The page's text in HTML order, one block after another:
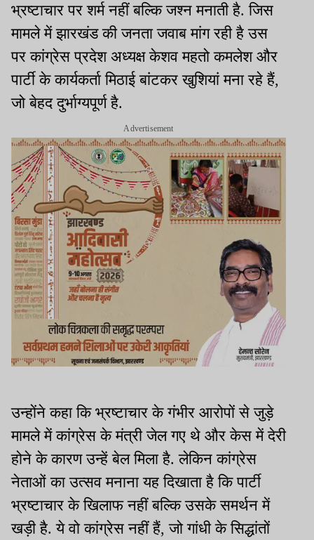
भ्रष्टाचार पर शर्म नहीं बल्कि जश्न मनाती है. जिस
मामले में झारखंड की जनता जवाब मांग रही है उस
पर कांग्रेस प्रदेश अध्यक्ष केशव महतो कमलेश और
पार्टी के कार्यकर्ता मिठाई बांटकर खुशियां मना रहे हैं,
जो बेहद दुर्भाग्यपूर्ण है.
Advertisement
उन्होंने कहा कि भ्रष्टाचार के गंभीर आरोपों से जुड़े
मामले में कांग्रेस के मंत्री जेल गए थे और केस में देरी
होने के कारण उन्हें बेल मिला है. लेकिन कांग्रेस
नेताओं का उत्सव मनाना यह दिखाता है कि पार्टी
भ्रष्टाचार के खिलाफ नहीं बल्कि उसके समर्थन में
खड़ी है. ये वो कांग्रेस नहीं हैं, जो गांधी के सिद्धांतों